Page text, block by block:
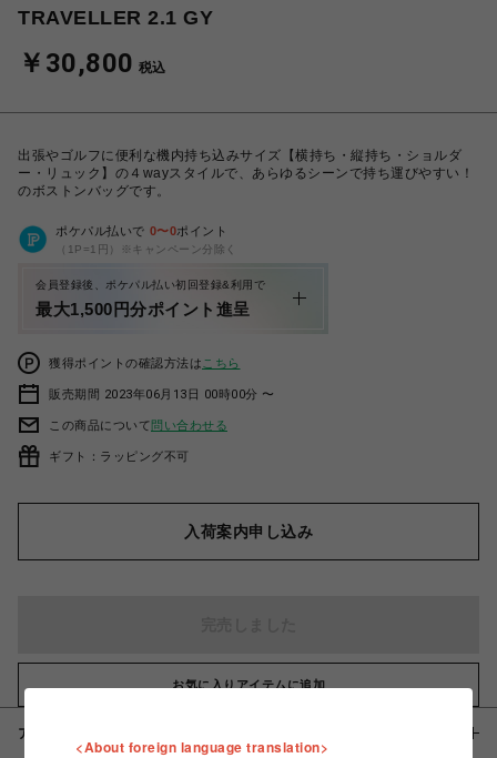
TRAVELLER 2.1 GY
￥30,800 税込
出張やゴルフに便利な機内持ち込みサイズ【横持ち・縦持ち・ショルダ
ー・リュック】の４wayスタイルで、あらゆるシーンで持ち運びやすい！
のボストンバッグです。
ポケパル払いで 0〜0ポイント
（1P=1円）※キャンペーン分除く
会員登録後、ポケパル払い初回登録&利用で
最大1,500円分ポイント進呈
獲得ポイントの確認方法は こちら
販売期間 2023年06月13日 00時00分 〜
この商品について問い合わせる
ギフト：ラッピング不可
入荷案内申し込み
お気に入りアイテムに追加
アイテム説明 / 素材
<About foreign language translation>